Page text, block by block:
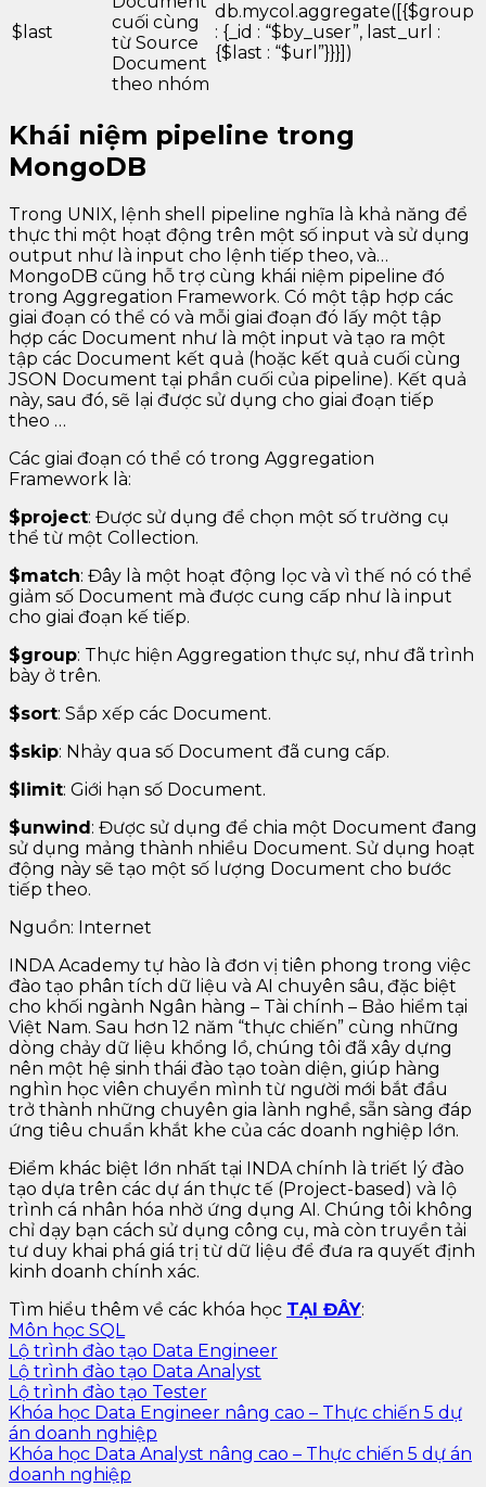
$last
cuối cùng
từ Source
Document
theo nhóm
db.mycol.aggregate([{$group
: {_id : “$by_user”, last_url :
{$last : “$url”}}}])
Khái niệm pipeline trong
MongoDB
Trong UNIX, lệnh shell pipeline nghĩa là khả năng để
thực thi một hoạt động trên một số input và sử dụng
output như là input cho lệnh tiếp theo, và…
MongoDB cũng hỗ trợ cùng khái niệm pipeline đó
trong Aggregation Framework. Có một tập hợp các
giai đoạn có thể có và mỗi giai đoạn đó lấy một tập
hợp các Document như là một input và tạo ra một
tập các Document kết quả (hoặc kết quả cuối cùng
JSON Document tại phần cuối của pipeline). Kết quả
này, sau đó, sẽ lại được sử dụng cho giai đoạn tiếp
theo …
Các giai đoạn có thể có trong Aggregation
Framework là:
$project: Được sử dụng để chọn một số trường cụ
thể từ một Collection.
$match: Đây là một hoạt động lọc và vì thế nó có thể
giảm số Document mà được cung cấp như là input
cho giai đoạn kế tiếp.
$group: Thực hiện Aggregation thực sự, như đã trình
bày ở trên.
$sort: Sắp xếp các Document.
$skip: Nhảy qua số Document đã cung cấp.
$limit: Giới hạn số Document.
$unwind : Được sử dụng để chia một Document đang
sử dụng mảng thành nhiều Document. Sử dụng hoạt
động này sẽ tạo một số lượng Document cho bước
tiếp theo.
Nguồn: Internet
INDA Academy tự hào là đơn vị tiên phong trong việc
đào tạo phân tích dữ liệu và AI chuyên sâu, đặc biệt
cho khối ngành Ngân hàng – Tài chính – Bảo hiểm tại
Việt Nam. Sau hơn 12 năm “thực chiến” cùng những
dòng chảy dữ liệu khổng lồ, chúng tôi đã xây dựng
nên một hệ sinh thái đào tạo toàn diện, giúp hàng
nghìn học viên chuyển mình từ người mới bắt đầu
trở thành những chuyên gia lành nghề, sẵn sàng đáp
ứng tiêu chuẩn khắt khe của các doanh nghiệp lớn.
Điểm khác biệt lớn nhất tại INDA chính là triết lý đào
tạo dựa trên các dự án thực tế (Project-based) và lộ
trình cá nhân hóa nhờ ứng dụng AI. Chúng tôi không
chỉ dạy bạn cách sử dụng công cụ, mà còn truyền tải
tư duy khai phá giá trị từ dữ liệu để đưa ra quyết định
kinh doanh chính xác.
Tìm hiểu thêm về các khóa học TẠI ĐÂY:
Môn học SQL
Lộ trình đào tạo Data Engineer
Lộ trình đào tạo Data Analyst
Lộ trình đào tạo Tester
Khóa học Data Engineer nâng cao – Thực chiến 5 dự
án doanh nghiệp
Khóa học Data Analyst nâng cao – Thực chiến 5 dự án
doanh nghiệp